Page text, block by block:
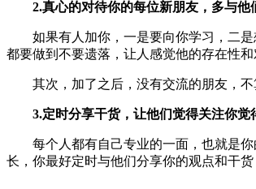
2.真心的对待你的每位新朋友，多与他
如果有人加你，一是要向你学习，二是
都要做到不要遗落，让人感觉他的存在性和
其次，加了之后，没有交流的朋友，不
3.定时分享干货，让他们觉得关注你觉
每个人都有自己专业的一面，也就是你
长，你最好定时与他们分享你的观点和干